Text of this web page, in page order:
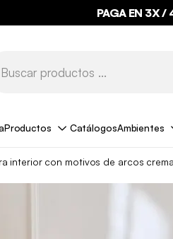
PAGA EN 3X /
Productos CatálogosAmbientes
interior con motivos de arcos crema